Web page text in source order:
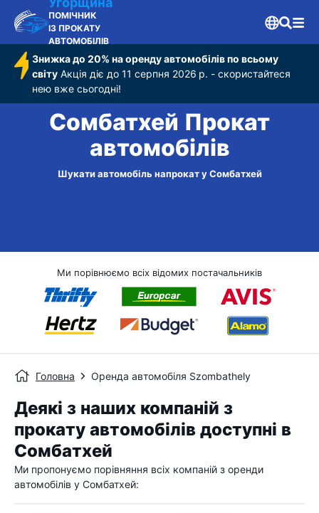
ПОМІЧНИК
ІЗ ПРОКАТУ
АВТОМОБІЛІВ
Знижка до 20% на оренду автомобілів по всьому
світу Акція діє до 11 серпня 2026 р. - скористайтеся
нею вже сьогодні!
Сомбатхей Прокат
автомобілів
Шукати автомобіль напрокат у Сомбатхей
Ми порівнюємо всіх відомих постачальників
Головна Оренда автомобіля Szombathely
Деякі з наших компаній з
прокату автомобілів доступні в
Сомбатхей
Ми пропонуємо порівняння всіх компаній з оренди
автомобілів у Сомбатхей: